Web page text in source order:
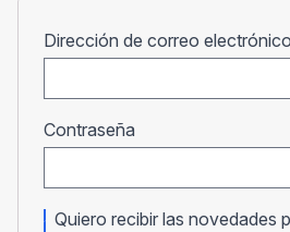
Dirección de correo electrónico
Contraseña
Quiero recibir las novedades